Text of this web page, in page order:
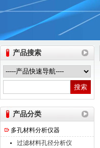
南京高谦功能材料科技有限公司
产品搜索
产品分类
多孔材料分析仪器
过滤材料孔径分析仪